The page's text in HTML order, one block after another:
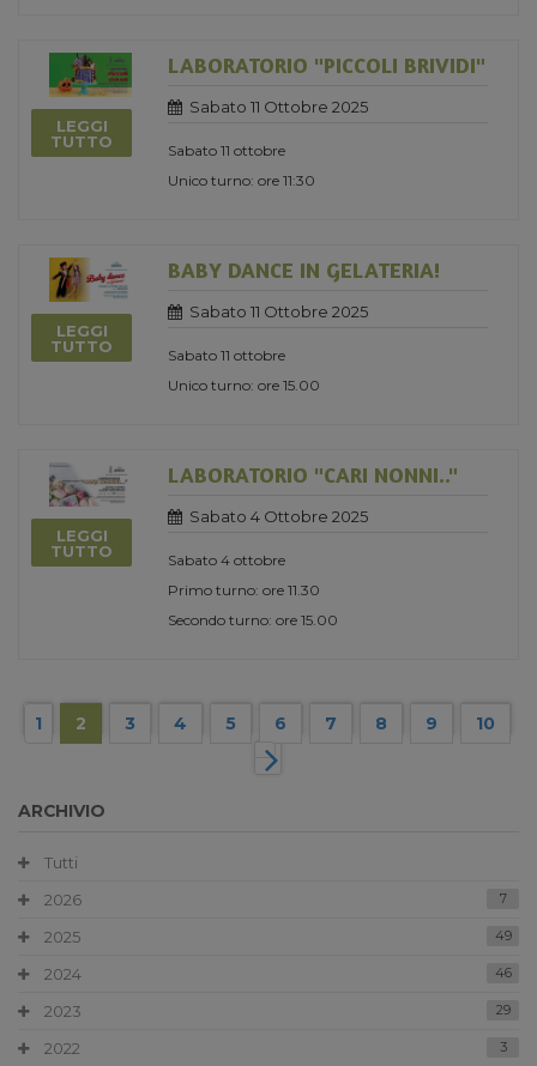
LEGGI
TUTTO
LABORATORIO "PICCOLI BRIVIDI"
Sabato 11 Ottobre 2025
Sabato 11 ottobre
Unico turno: ore 11:30
LEGGI
TUTTO
BABY DANCE IN GELATERIA!
Sabato 11 Ottobre 2025
Sabato 11 ottobre
Unico turno: ore 15.00
LEGGI
TUTTO
LABORATORIO "CARI NONNI.."
Sabato 4 Ottobre 2025
Sabato 4 ottobre
Primo turno: ore 11.30
Secondo turno: ore 15.00
1 2 3 4 5 6 7 8 9 10
ARCHIVIO
Tutti
2026
7
2025 49
2024 46
2023 29
2022 3